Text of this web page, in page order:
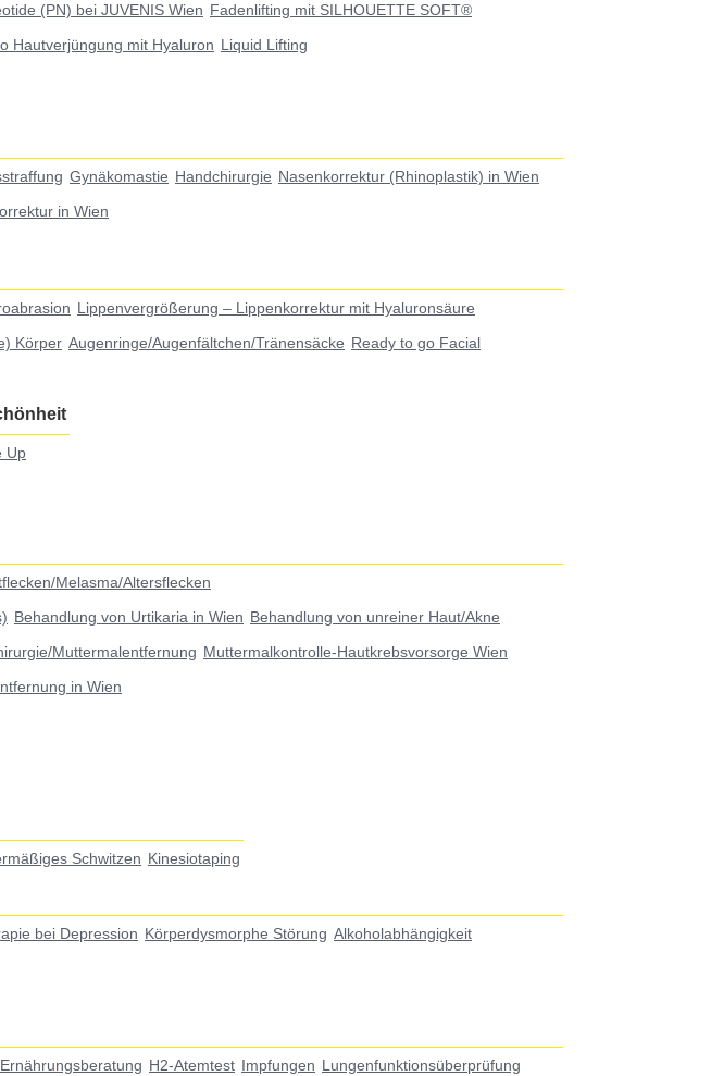
(PN) bei JUVENIS Wien Fadenlifting mit SILHOUETTE SOFT®
Hautverjüngung mit Hyaluron Liquid Lifting
Gynäkomastie Handchirurgie Nasenkorrektur (Rhinoplastik) in Wien
in Wien
Lippenvergrößerung – Lippenkorrektur mit Hyaluronsäure
Körper Augenringe/Augenfältchen/Tränensäcke Ready to go Facial
Up
Melasma/Altersflecken
Behandlung von Urtikaria in Wien Behandlung von unreiner Haut/Akne
Muttermalentfernung Muttermalkontrolle-Hautkrebsvorsorge Wien
in Wien
Schwitzen Kinesiotaping
bei Depression Körperdysmorphe Störung Alkoholabhängigkeit
Ernährungsberatung H2-Atemtest Impfungen Lungenfunktionsüberprüfung